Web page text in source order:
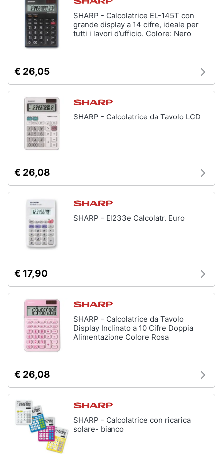
ricorrenze
Promozioni
Assistenza
clienti
SHARP - Calcolatrice EL-145T con
grande display a 14 cifre, ideale per
tutti i lavori d’ufficio. Colore: Nero
€ 26,05
SHARP - Calcolatrice da Tavolo LCD
€ 26,08
SHARP - El233e Calcolatr. Euro
€ 17,90
SHARP - Calcolatrice da Tavolo
Display Inclinato a 10 Cifre Doppia
Alimentazione Colore Rosa
€ 26,08
SHARP - Calcolatrice con ricarica
solare- bianco